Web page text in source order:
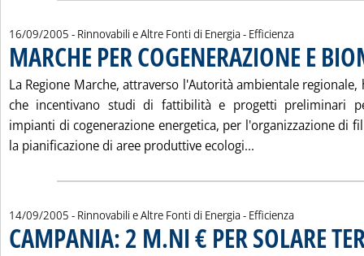
16/09/2005 - Rinnovabili e Altre Fonti di Energia - Efficienza
MARCHE PER COGENERAZIONE E
La Regione Marche, attraverso l'Autorità ambientale
che incentivano studi di fattibilità e progetti preliminari
impianti di cogenerazione energetica, per l'organizzazione di
la pianificazione di aree produttive ecologi...
14/09/2005 - Rinnovabili e Altre Fonti di Energia - Efficienza
CAMPANIA: 2 M.NI € PER SOLARE